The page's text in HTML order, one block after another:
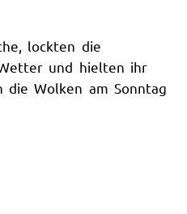
lockten die
und hielten ihr
die Wolken am Sonntag